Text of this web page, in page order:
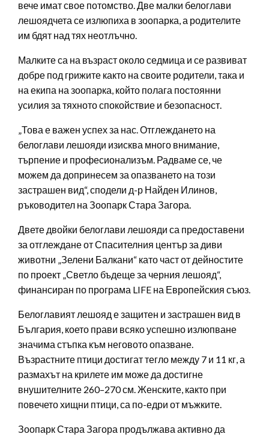
вече имат свое потомство. Две малки белоглави
лешоядчета се излюпиха в зоопарка, а родителите
им бдят над тях неотлъчно.
Малките са на възраст около седмица и се развиват
добре под грижите както на своите родители, така и
на екипа на зоопарка, който полага постоянни
усилия за тяхното спокойствие и безопасност.
„Това е важен успех за нас. Отглеждането на
белоглави лешояди изисква много внимание,
търпение и професионализъм. Радваме се, че
можем да допринесем за опазването на този
застрашен вид“, сподели д-р Найден Илинов,
ръководител на Зоопарк Стара Загора.
Двете двойки белоглави лешояди са предоставени
за отглеждане от Спасителния център за диви
животни „Зелени Балкани“ като част от дейностите
по проект „Светло бъдеще за черния лешояд“,
финансиран по програма LIFE на Европейския съюз.
Белоглавият лешояд е защитен и застрашен вид в
България, което прави всяко успешно излюпване
значима стъпка към неговото опазване.
Възрастните птици достигат тегло между 7 и 11 кг, а
размахът на крилете им може да достигне
внушителните 260–270 см. Женските, както при
повечето хищни птици, са по-едри от мъжките.
Зоопарк Стара Загора продължава активно да